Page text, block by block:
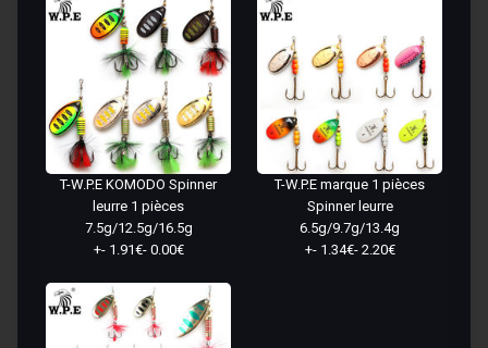
T-W.P.E KOMODO Spinner
leurre 1 pièces
7.5g/12.5g/16.5g
+- 1.91€- 0.00€
T-W.P.E marque 1 pièces
Spinner leurre
6.5g/9.7g/13.4g
+- 1.34€- 2.20€